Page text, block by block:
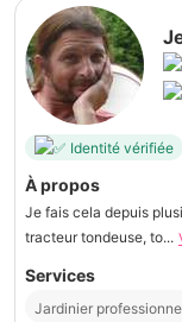
Identité vérifiée
À propos
Je fais cela depuis
tracteur tondeuse, to...
Services
Jardinier